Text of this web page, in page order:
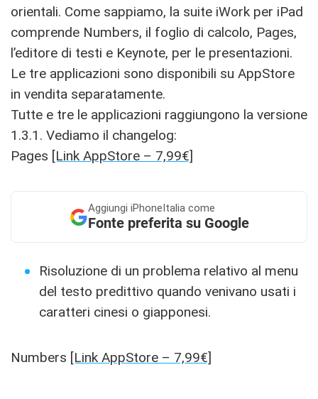
orientali. Come sappiamo, la suite iWork per iPad
comprende Numbers, il foglio di calcolo, Pages,
l’editore di testi e Keynote, per le presentazioni.
Le tre applicazioni sono disponibili su AppStore
in vendita separatamente.
Tutte e tre le applicazioni raggiungono la versione
1.3.1. Vediamo il changelog:
Pages [Link AppStore – 7,99€]
Aggiungi iPhoneItalia come
Fonte preferita su Google
Risoluzione di un problema relativo al menu
del testo predittivo quando venivano usati i
caratteri cinesi o giapponesi.
Numbers [Link AppStore – 7,99€]